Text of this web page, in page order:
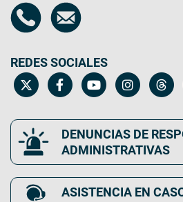
REDES SOCIALES
DENUNCIAS DE
ADMINISTRATIVAS
ASISTENCIA EN